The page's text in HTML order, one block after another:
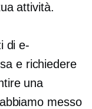
attività.
di e-
e richiedere
una
messo